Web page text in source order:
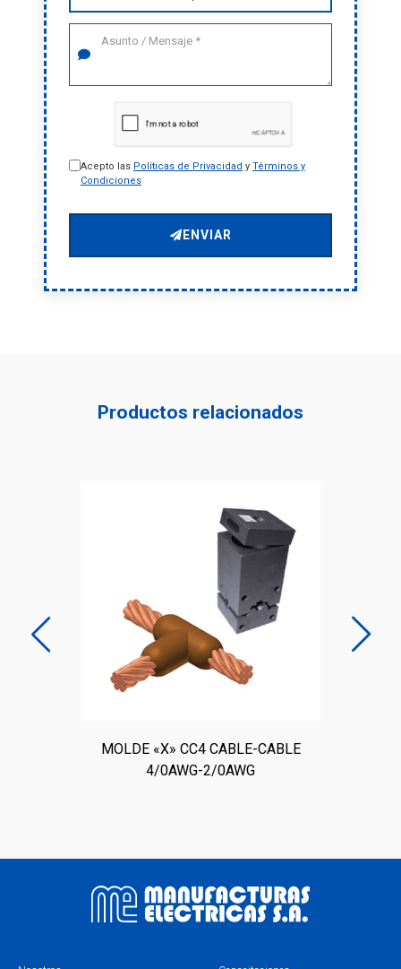
Acepto las Políticas de Privacidad y Términos y
Condiciones
ENVIAR
Productos relacionados
MOLDE «X» CC4 CABLE-CABLE
4/0AWG-2/0AWG